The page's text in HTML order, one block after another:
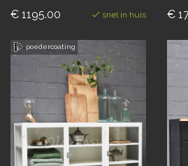
€ 1195.00 snel in huis €
poedercoating